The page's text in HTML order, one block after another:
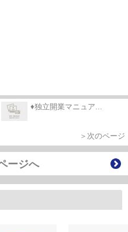
♦独立開業マニュア...
＞次のページ
ージへ